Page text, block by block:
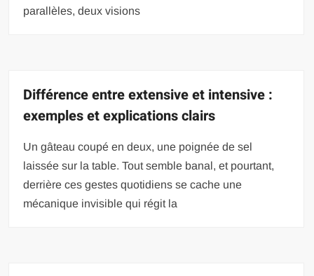
parallèles, deux visions
Différence entre extensive et intensive :
exemples et explications clairs
Un gâteau coupé en deux, une poignée de sel
laissée sur la table. Tout semble banal, et pourtant,
derrière ces gestes quotidiens se cache une
mécanique invisible qui régit la